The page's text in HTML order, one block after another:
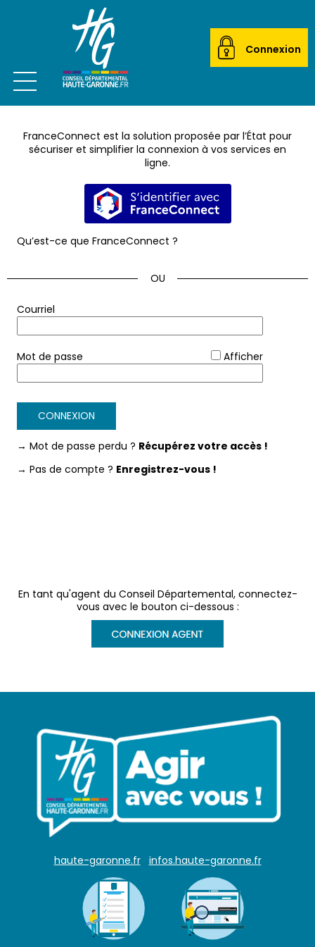
Connexion
Ouvrir le menu
ACTEUR LOCAL
ETABLISSEMENTS SCOLAIRES
TRANSPORTEURS
En tant qu'agent du Conseil Départemental, connectez-
vous avec le bouton ci-dessous :
FranceConnect est la solution proposée par l’État pour
sécuriser et simplifier la connexion à vos services en
ligne.
S’identifier avec FranceConnect
Qu’est-ce que FranceConnect ?
Courriel
Mot de passe Afficher
CONNEXION
→ Mot de passe perdu ? Récupérez votre accès !
→ Pas de compte ? Enregistrez-vous !
haute-garonne.fr infos.haute-garonne.fr